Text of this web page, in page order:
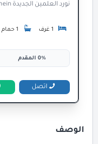
نورد العلمين الجديدة Nord New Alamein
1 غرف 1 حمام
0% المقدم
اتصل
الوصف